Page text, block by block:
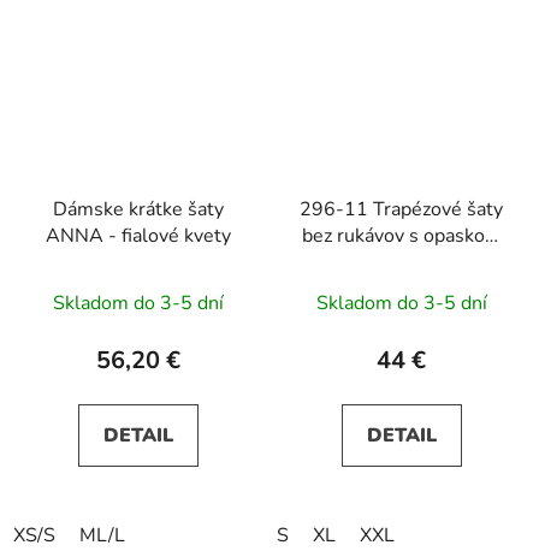
Dámske krátke šaty
ANNA - fialové kvety
Skladom do 3-5 dní
56,20 €
DETAIL
XS/S ML/L
296-11 Trapézové šaty
bez rukávov s opaskom
Skladom do 3-5 dní
44 €
DETAIL
S XL XXL